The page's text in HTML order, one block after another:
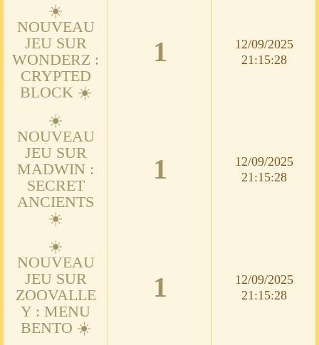
☀️
NOUVEAU
JEU SUR
WONDERZ :
CRYPTED
BLOCK ☀️
1
12/09/2025
21:15:28
☀️
NOUVEAU
JEU SUR
MADWIN :
SECRET
ANCIENTS
☀️
1
12/09/2025
21:15:28
☀️
NOUVEAU
JEU SUR
ZOOVALLE
Y : MENU
BENTO ☀️
1
12/09/2025
21:15:28